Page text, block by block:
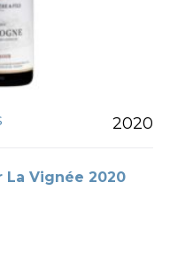
2020
La Vignée 2020